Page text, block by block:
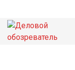
НОВОСТИ